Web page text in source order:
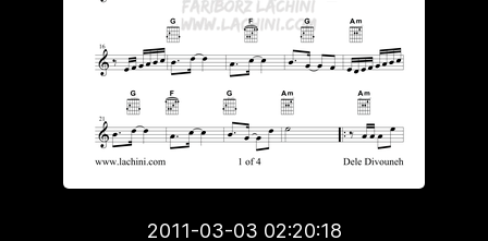
2011-03-03 02:20:18